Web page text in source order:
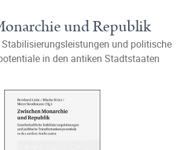
und Republik
und politische
in den antiken Stadtstaaten